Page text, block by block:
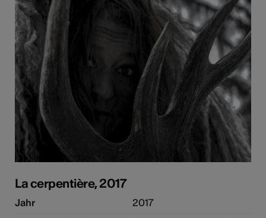
La cerpentière, 2017
Jahr
2017